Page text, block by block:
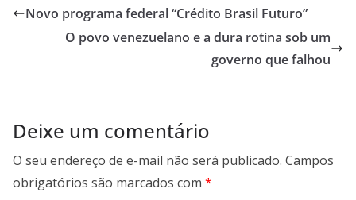
Novo programa federal “Crédito Brasil Futuro”
O povo venezuelano e a dura rotina sob um
governo que falhou
Deixe um comentário
O seu endereço de e-mail não será publicado. Campos
obrigatórios são marcados com *